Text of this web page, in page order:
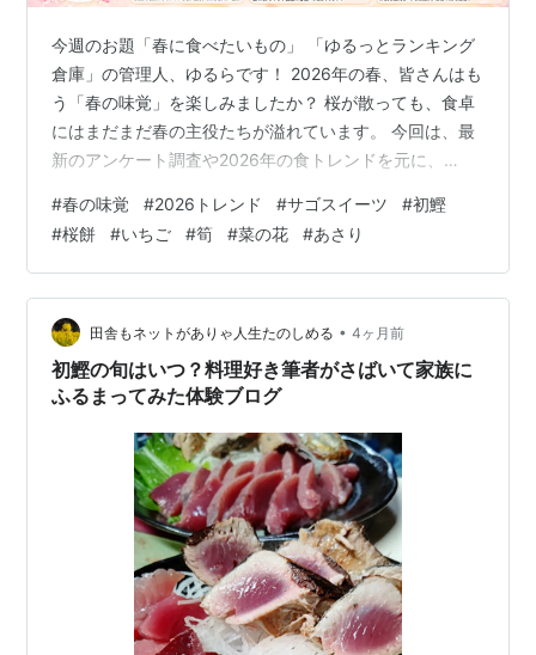
今週のお題「春に食べたいもの」 「ゆるっとランキング
倉庫」の管理人、ゆるらです！ 2026年の春、皆さんはも
う「春の味覚」を楽しみましたか？ 桜が散っても、食卓
にはまだまだ春の主役たちが溢れています。 今回は、最
新のアンケート調査や2026年の食トレンドを元に、
をご紹介します！ 🌸 【2026年最新】春に食べたいもの
ランキング TOP10 「これを食べなきゃ春が始まらな
い！」という王道から、2026年ならではのトレンドま
で。 第1位：いちご（ストロベリー） 圧倒的支持率！
「真っ赤な宝石」「いちご狩りの季節」と、見た目の可
愛さと甘酸っぱさが…
#春の味覚 #2026トレンド #サゴスイーツ #初鰹
#桜餅 #いちご #筍 #菜の花 #あさり
田舎もネットがありゃ人生たのしめる • 4ヶ月前
初鰹の旬はいつ？料理好き筆者がさばいて家族に
ふるまってみた体験ブログ